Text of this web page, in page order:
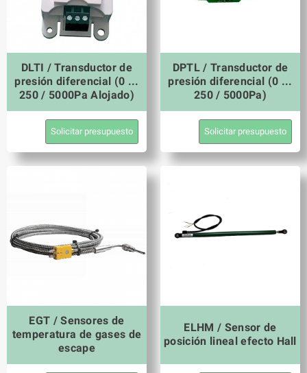
DLTI / Transductor de
presión diferencial (0 ...
250 / 5000Pa Alojado)
Solicitar presupuesto
DPTL / Transductor de
presión diferencial (0 ...
250 / 5000Pa)
Solicitar presupuesto
EGT / Sensores de
temperatura de gases de
escape
ELHM / Sensor de
posición lineal efecto Hall